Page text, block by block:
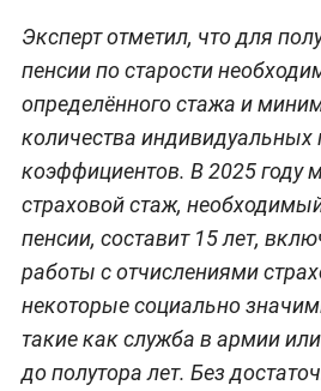
Эксперт отметил, что для
пенсии по старости
определённого стажа и
количества индивидуальных
коэффициентов. В 2025 году
страховой стаж,
пенсии, составит 15 лет,
работы с отчислениями
некоторые социально
такие как служба в армии
до полутора лет. Без